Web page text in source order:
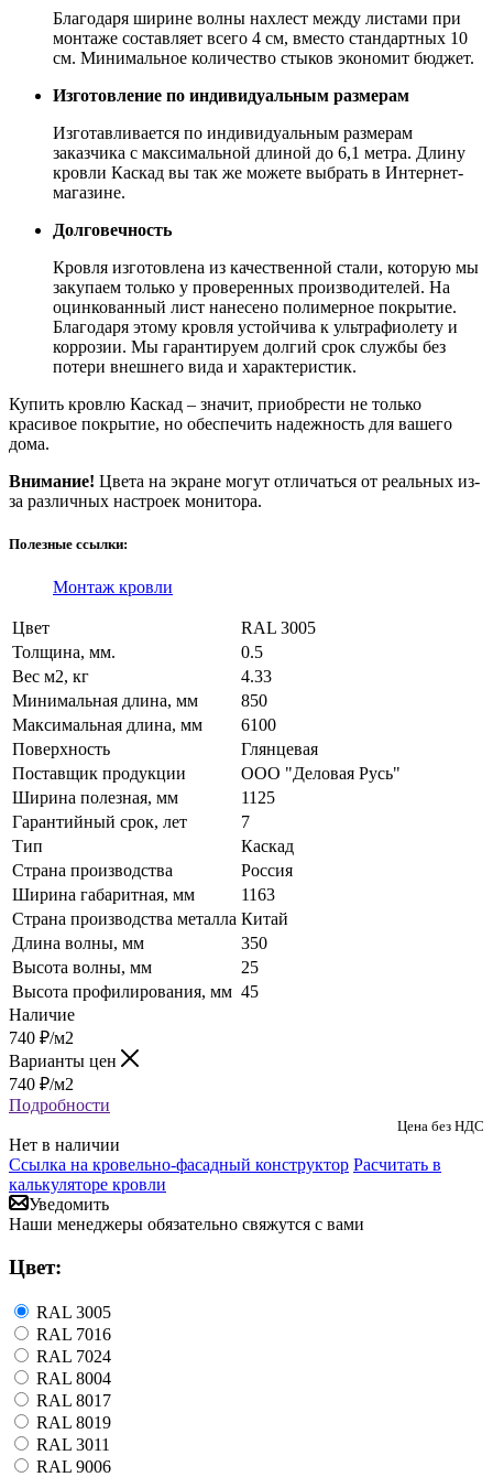
Благодаря ширине волны нахлест между листами при
монтаже составляет всего 4 см, вместо стандартных 10
см. Минимальное количество стыков экономит бюджет.
Изготовление по индивидуальным размерам
Изготавливается по индивидуальным размерам
заказчика с максимальной длиной до 6,1 метра. Длину
кровли Каскад вы так же можете выбрать в Интернет-
магазине.
Долговечность
Кровля изготовлена из качественной стали, которую мы
закупаем только у проверенных производителей. На
оцинкованный лист нанесено полимерное покрытие.
Благодаря этому кровля устойчива к ультрафиолету и
коррозии. Мы гарантируем долгий срок службы без
потери внешнего вида и характеристик.
Купить кровлю Каскад – значит, приобрести не только
красивое покрытие, но обеспечить надежность для вашего
дома.
Внимание! Цвета на экране могут отличаться от реальных из-
за различных настроек монитора.
Полезные ссылки:
Монтаж кровли
Цвет
RAL 3005
Толщина, мм.
0.5
Вес м2, кг
4.33
Минимальная длина, мм
850
Максимальная длина, мм
6100
Поверхность
Глянцевая
Поставщик продукции
ООО "Деловая Русь"
Ширина полезная, мм
1125
Гарантийный срок, лет
7
Тип
Каскад
Страна производства
Россия
Ширина габаритная, мм
1163
Страна производства металла Китай
Длина волны, мм
350
Высота волны, мм
25
Высота профилирования, мм 45
Наличие
740 ₽/м2
Варианты цен
740 ₽/м2
Подробности
Цена без НДС
Нет в наличии
Ссылка на кровельно-фасадный конструктор Расчитать в
калькуляторе кровли
Уведомить
Наши менеджеры обязательно свяжутся с вами
Цвет:
RAL 3005
RAL 7016
RAL 7024
RAL 8004
RAL 8017
RAL 8019
RAL 3011
RAL 9006